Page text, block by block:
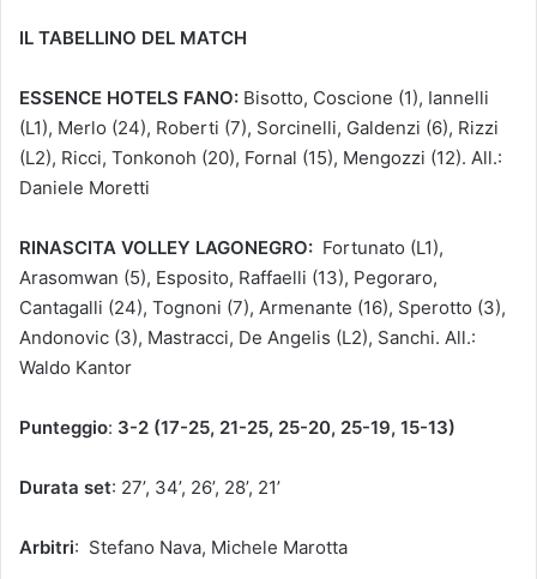
IL TABELLINO DEL MATCH
ESSENCE HOTELS FANO: Bisotto, Coscione (1), Iannelli
(L1), Merlo (24), Roberti (7), Sorcinelli, Galdenzi (6), Rizzi
(L2), Ricci, Tonkonoh (20), Fornal (15), Mengozzi (12). All.:
Daniele Moretti
RINASCITA VOLLEY LAGONEGRO: Fortunato (L1),
Arasomwan (5), Esposito, Raffaelli (13), Pegoraro,
Cantagalli (24), Tognoni (7), Armenante (16), Sperotto (3),
Andonovic (3), Mastracci, De Angelis (L2), Sanchi. All.:
Waldo Kantor
Punteggio: 3-2 (17-25, 21-25, 25-20, 25-19, 15-13)
Durata set: 27’, 34’, 26’, 28’, 21’
Arbitri: Stefano Nava, Michele Marotta